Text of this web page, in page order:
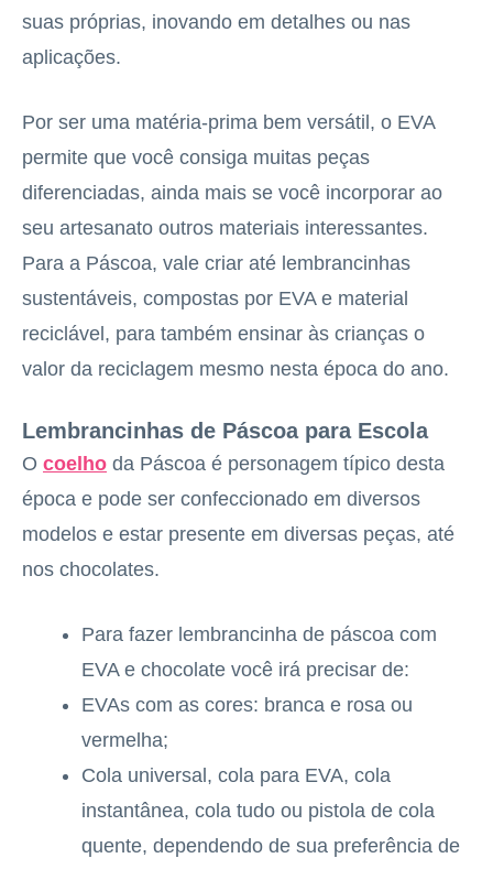
suas próprias, inovando em detalhes ou nas
aplicações.
Por ser uma matéria-prima bem versátil, o EVA
permite que você consiga muitas peças
diferenciadas, ainda mais se você incorporar ao
seu artesanato outros materiais interessantes.
Para a Páscoa, vale criar até lembrancinhas
sustentáveis, compostas por EVA e material
reciclável, para também ensinar às crianças o
valor da reciclagem mesmo nesta época do ano.
Lembrancinhas de Páscoa para Escola
O coelho da Páscoa é personagem típico desta
época e pode ser confeccionado em diversos
modelos e estar presente em diversas peças, até
nos chocolates.
Para fazer lembrancinha de páscoa com
EVA e chocolate você irá precisar de:
EVAs com as cores: branca e rosa ou
vermelha;
Cola universal, cola para EVA, cola
instantânea, cola tudo ou pistola de cola
quente, dependendo de sua preferência de